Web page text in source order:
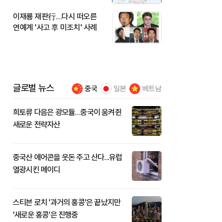
이재룡 재판行…다시 떠오른
연예계 '사고 후 미조치' 사례
글로벌 뉴스 중국 일본 베트남
희토류 다음은 광모듈…중국이 움켜쥔
새로운 전략자산
중국산 에어콘을 웃돈 주고 산다...유럽
열광시킨 메이디
스티븐 로치 '과거의 홍콩'은 끝났지만
'새로운 홍콩'은 진행중